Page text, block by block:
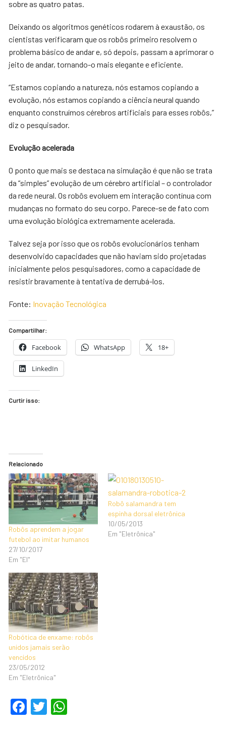
sobre as quatro patas.
Deixando os algoritmos genéticos rodarem à exaustão, os
cientistas verificaram que os robôs primeiro resolvem o
problema básico de andar e, só depois, passam a aprimorar o
jeito de andar, tornando-o mais elegante e eficiente.
“Estamos copiando a natureza, nós estamos copiando a
evolução, nós estamos copiando a ciência neural quando
enquanto construímos cérebros artificiais para esses robôs,”
diz o pesquisador.
Evolução acelerada
O ponto que mais se destaca na simulação é que não se trata
da “simples” evolução de um cérebro artificial – o controlador
da rede neural. Os robôs evoluem em interação contínua com
mudanças no formato do seu corpo. Parece-se de fato com
uma evolução biológica extremamente acelerada.
Talvez seja por isso que os robôs evolucionários tenham
desenvolvido capacidades que não haviam sido projetadas
inicialmente pelos pesquisadores, como a capacidade de
resistir bravamente à tentativa de derrubá-los.
Fonte: Inovação Tecnológica
Compartilhar:
Facebook WhatsApp 18+
LinkedIn
Curtir isso:
Relacionado
Robôs aprendem a jogar
futebol ao imitar humanos
27/10/2017
Em "EI"
Robô salamandra tem
espinha dorsal eletrônica
10/05/2013
Em "Eletrônica"
Robótica de enxame: robôs
unidos jamais serão
vencidos
23/05/2012
Em "Eletrônica"
F
T